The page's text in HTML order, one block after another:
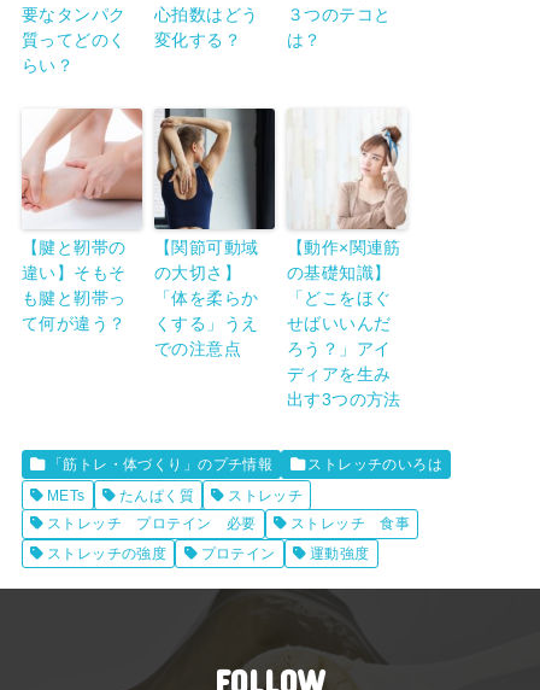
要なタンパク
質ってどのく
らい？
心拍数はどう
変化する？
３つのテコと
は？
【腱と靭帯の
違い】そもそ
も腱と靭帯っ
て何が違う？
【関節可動域
の大切さ】
「体を柔らか
くする」うえ
での注意点
【動作×関連筋
の基礎知識】
「どこをほぐ
せばいいんだ
ろう？」アイ
ディアを生み
出す3つの方法
「筋トレ・体づくり」のプチ情報
ストレッチのいろは
METs
たんぱく質
ストレッチ
ストレッチ プロテイン 必要
ストレッチ 食事
ストレッチの強度
プロテイン 運動強度
FOLLOW